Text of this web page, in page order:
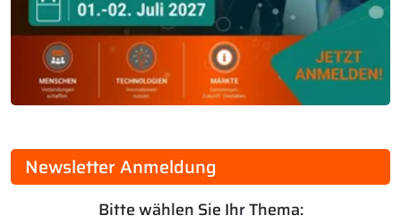
Newsletter Anmeldung
Bitte wählen Sie Ihr Thema: